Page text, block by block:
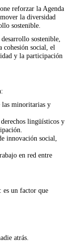
reforzar la Agenda
la diversidad
sostenible.
sostenible,
cohesión social, el
y la participación
las minoritarias y
lingüísticos y
innovación social,
en red entre
es un factor que
atrás.